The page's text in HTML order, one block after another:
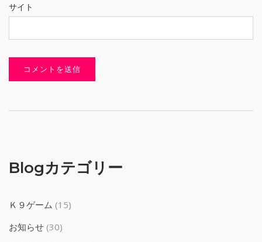
サイト
Blogカテゴリー
Ｋ９ゲーム (15)
お知らせ (30)